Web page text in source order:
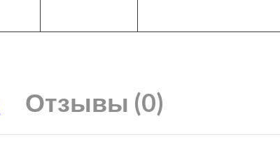
Отзывы (0)